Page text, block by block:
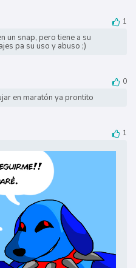
1
un snap, pero tiene a su
pa su uso y abuso ;)
0
en maratón ya prontito
1